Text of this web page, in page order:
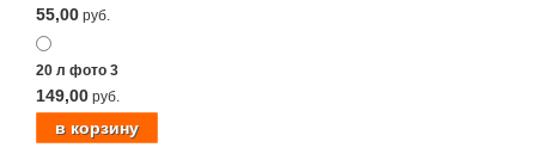
55,00 руб.
20 л фото 3
149,00 руб.